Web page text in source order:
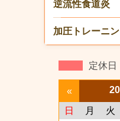
逆流性食道炎
加圧トレーニ
定休日
«
日
月 火